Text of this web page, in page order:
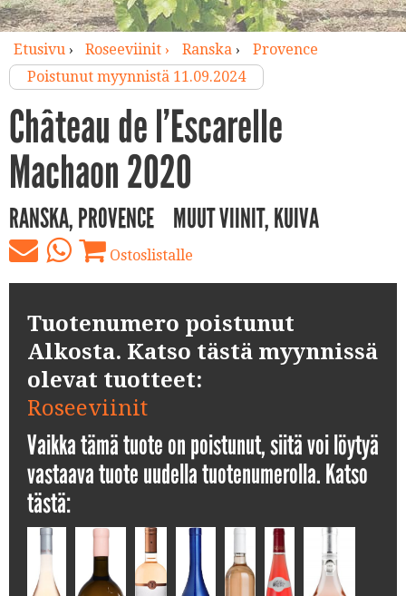
Etusivu› Roseeviinit › Ranska›
Provence
Poistunut myynnistä 11.09.2024
Château de l’Escarelle
Machaon 2020
RANSKA, PROVENCE MUUT VIINIT, KUIVA
Ostoslistalle
Tuotenumero poistunut
Alkosta. Katso tästä myynnissä
olevat tuotteet:
Roseeviinit
Vaikka tämä tuote on poistunut, siitä voi löytyä
vastaava tuote uudella tuotenumerolla. Katso
tästä: